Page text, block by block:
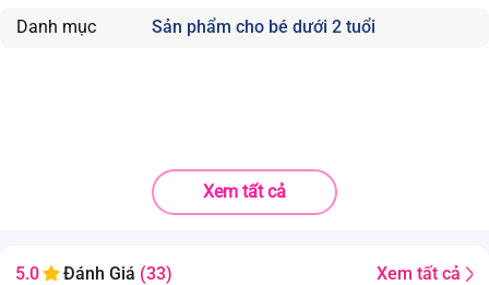
Danh mục Sản phẩm cho bé dưới 2 tuổi
Xem tất cả
5.0 Đánh Giá (33)
Xem tất cả